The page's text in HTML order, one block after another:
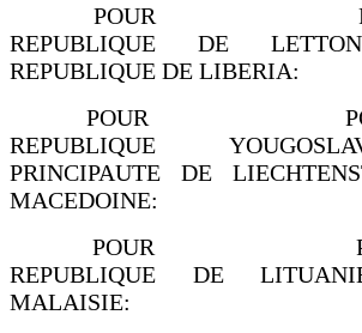
POUR
REPUBLIQUE DE
REPUBLIQUE DE LIBERIA:
POUR
REPUBLIQUE
PRINCIPAUTE DE
MACEDOINE:
POUR
REPUBLIQUE DE
MALAISIE: